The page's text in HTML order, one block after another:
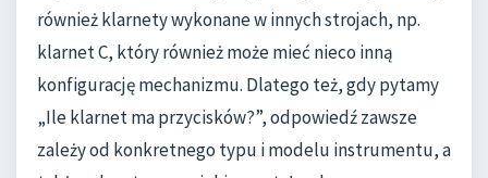
również klarnety wykonane w innych strojach, np.
klarnet C, który również może mieć nieco inną
konfigurację mechanizmu. Dlatego też, gdy pytamy
„Ile klarnet ma przycisków?”, odpowiedź zawsze
zależy od konkretnego typu i modelu instrumentu, a